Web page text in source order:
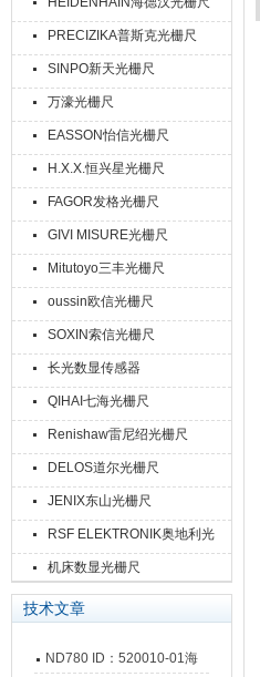
PRECIZIKA普斯克光栅尺
SINPO新天光栅尺
万濠光栅尺
EASSON怡信光栅尺
H.X.X.恒兴星光栅尺
FAGOR发格光栅尺
GIVI MISURE光栅尺
Mitutoyo三丰光栅尺
oussin欧信光栅尺
SOXIN索信光栅尺
长光数显传感器
QIHAI七海光栅尺
Renishaw雷尼绍光栅尺
DELOS道尔光栅尺
JENIX东山光栅尺
RSF ELEKTRONIK奥地利光
栅尺
机床数显光栅尺
技术文章
ND780 ID：520010-01海